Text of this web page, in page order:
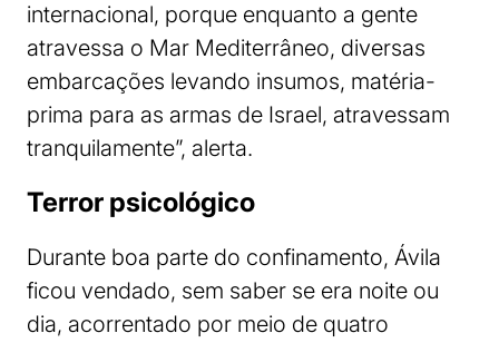
internacional, porque enquanto a gente
atravessa o Mar Mediterrâneo, diversas
embarcações levando insumos, matéria-
prima para as armas de Israel, atravessam
tranquilamente”, alerta.
Terror psicológico
Durante boa parte do confinamento, Ávila
ficou vendado, sem saber se era noite ou
dia, acorrentado por meio de quatro